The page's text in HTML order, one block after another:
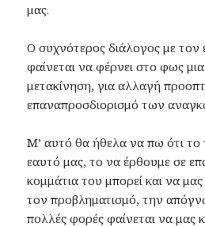
μας.
Ο συχνότερος διάλογος με
φαίνεται να φέρνει στο φως
μετακίνηση, για αλλαγή
επαναπροσδιορισμό των
Μ’ αυτό θα ήθελα να πω ότι το
εαυτό μας, το να έρθουμε σε
κομμάτια του μπορεί και να μας
τον προβληματισμό, την
πολλές φορές φαίνεται να μας